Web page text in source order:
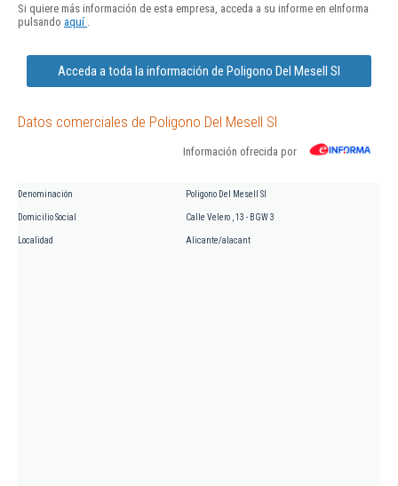
Si quiere más información de esta empresa, acceda a su informe en eInforma
pulsando aquí
Acceda a toda la información de Poligono Del Mesell Sl
Datos comerciales de Poligono Del Mesell Sl
Información ofrecida por
Denominación Poligono Del Mesell Sl
Domicilio Social Calle Velero , 13 - BGW 3
Localidad Alicante/alacant